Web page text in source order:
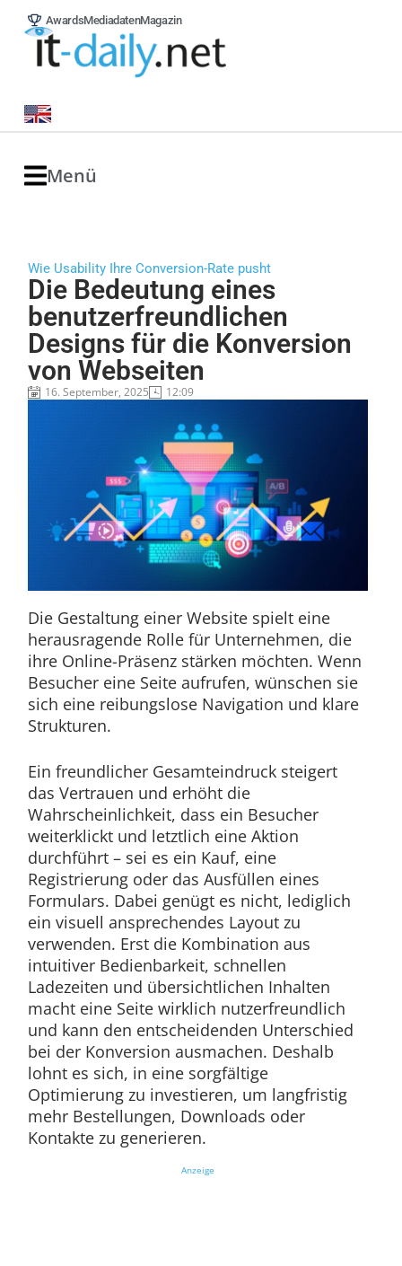
AwardsMediadatenMagazin
Menü
Wie Usability Ihre Conversion-Rate pusht
Die Bedeutung eines
benutzerfreundlichen
Designs für die Konversion
von Webseiten
16. September, 2025 12:09
Die Gestaltung einer Website spielt eine
herausragende Rolle für Unternehmen, die
ihre Online-Präsenz stärken möchten. Wenn
Besucher eine Seite aufrufen, wünschen sie
sich eine reibungslose Navigation und klare
Strukturen.
Ein freundlicher Gesamteindruck steigert
das Vertrauen und erhöht die
Wahrscheinlichkeit, dass ein Besucher
weiterklickt und letztlich eine Aktion
durchführt – sei es ein Kauf, eine
Registrierung oder das Ausfüllen eines
Formulars. Dabei genügt es nicht, lediglich
ein visuell ansprechendes Layout zu
verwenden. Erst die Kombination aus
intuitiver Bedienbarkeit, schnellen
Ladezeiten und übersichtlichen Inhalten
macht eine Seite wirklich nutzerfreundlich
und kann den entscheidenden Unterschied
bei der Konversion ausmachen. Deshalb
lohnt es sich, in eine sorgfältige
Optimierung zu investieren, um langfristig
mehr Bestellungen, Downloads oder
Kontakte zu generieren.
Anzeige